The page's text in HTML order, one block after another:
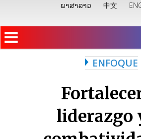
ພາສາລາວ 中文
ENFOQUE
liderazgo